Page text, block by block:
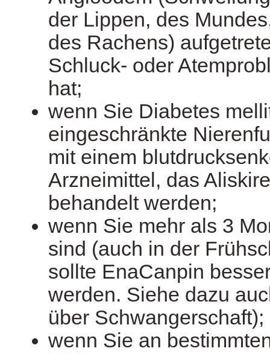
der Lippen, des
des Rachens)
Schluck- oder
hat;
wenn Sie Diabetes
eingeschränkte
mit einem
Arzneimittel, das
behandelt werden;
wenn Sie mehr als 3
sind (auch in der
sollte EnaCanpin
werden. Siehe dazu
über Schwangerschaft);
wenn Sie an